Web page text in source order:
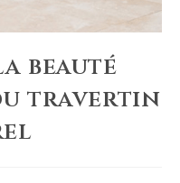
beauté
travertin